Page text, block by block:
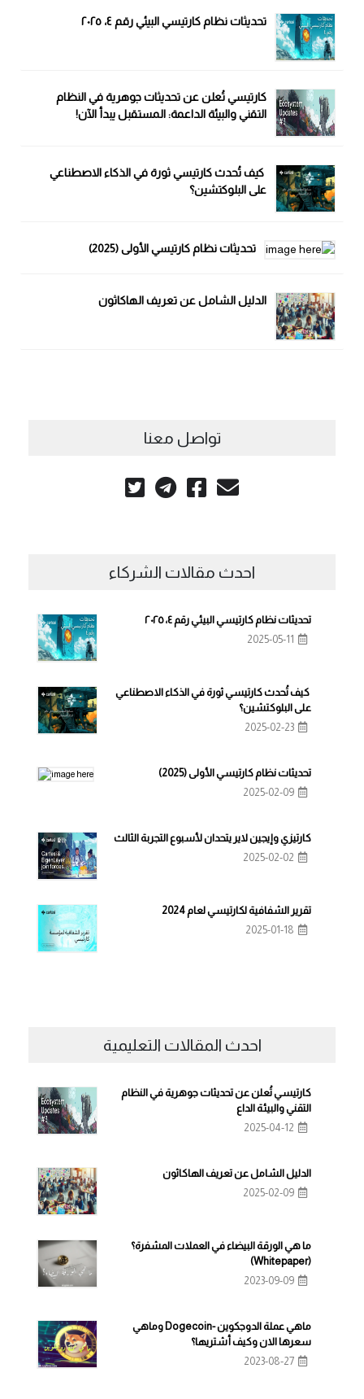
تحديثات نظام كارتيسي البيئي رقم ٤، ٢٠٢٥
كارتيسي تُعلن عن تحديثات جوهرية في النظام
التقني والبيئة الداعمة: المستقبل يبدأ الآن!
كيف تُحدث كارتيسي ثورة في الذكاء الاصطناعي
على البلوكتشين؟
تحديثات نظام كارتيسي الأولى (2025)
الدليل الشامل عن تعريف الهاكاثون
تواصل معنا
احدث مقالات الشركاء
تحديثات نظام كارتيسي البيئي رقم ٤، ٢٠٢٥
2025-05-11
كيف تُحدث كارتيسي ثورة في الذكاء الاصطناعي
على البلوكتشين؟
2025-02-23
تحديثات نظام كارتيسي الأولى (2025)
2025-02-09
كارتيزي وإيجين لاير يتحدان لأسبوع التجربة الثالث
2025-02-02
تقرير الشفافية لكارتيسي لعام 2024
2025-01-18
احدث المقالات التعليمية
كارتيسي تُعلن عن تحديثات جوهرية في النظام
التقني والبيئة الداع
2025-04-12
الدليل الشامل عن تعريف الهاكاثون
2025-02-09
ما هي الورقة البيضاء في العملات المشفرة؟
(Whitepaper)
2023-09-09
ماهي عملة الدوجكوين -Dogecoin وماهي
سعرها الان وكيف أشتريها؟
2023-08-27